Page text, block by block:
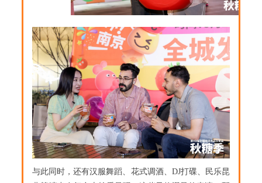
与此同时，还有汉服舞蹈、花式调酒、DJ打碟、民乐昆